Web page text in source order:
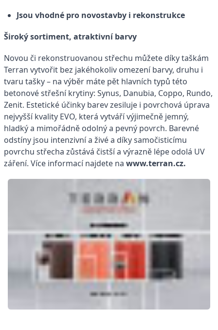
Jsou vhodné pro novostavby i rekonstrukce
Široký sortiment, atraktivní barvy
Novou či rekonstruovanou střechu můžete díky taškám
Terran vytvořit bez jakéhokoliv omezení barvy, druhu i
tvaru tašky – na výběr máte pět hlavních typů této
betonové střešní krytiny: Synus, Danubia, Coppo, Rundo,
Zenit. Estetické účinky barev zesiluje i povrchová úprava
nejvyšší kvality EVO, která vytváří výjimečně jemný,
hladký a mimořádně odolný a pevný povrch. Barevné
odstíny jsou intenzivní a živé a díky samočisticímu
povrchu střecha zůstává čistší a výrazně lépe odolá UV
záření. Více informací najdete na www.terran.cz.